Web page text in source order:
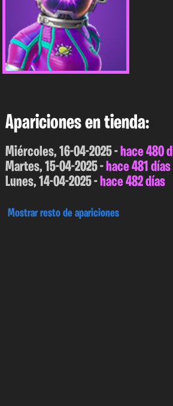
Apariciones en tienda:
Miércoles, 16-04-2025 -hace 480
Martes, 15-04-2025 -hace 481 días
Lunes, 14-04-2025 -hace 482 días
Mostrar resto de apariciones